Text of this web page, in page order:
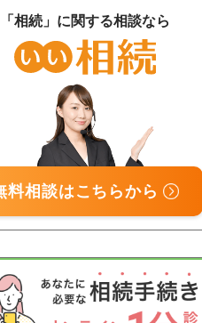
「相続」に関する相談なら
料相談はこちらから